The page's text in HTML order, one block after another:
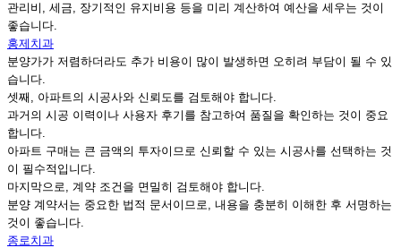
관리비, 세금, 장기적인 유지비용 등을 미리 계산하여 예산을 세우는 것이
좋습니다.
홍제치과
분양가가 저렴하더라도 추가 비용이 많이 발생하면 오히려 부담이 될 수 있
습니다.
셋째, 아파트의 시공사와 신뢰도를 검토해야 합니다.
과거의 시공 이력이나 사용자 후기를 참고하여 품질을 확인하는 것이 중요
합니다.
아파트 구매는 큰 금액의 투자이므로 신뢰할 수 있는 시공사를 선택하는 것
이 필수적입니다.
마지막으로, 계약 조건을 면밀히 검토해야 합니다.
분양 계약서는 중요한 법적 문서이므로, 내용을 충분히 이해한 후 서명하는
것이 좋습니다.
종로치과